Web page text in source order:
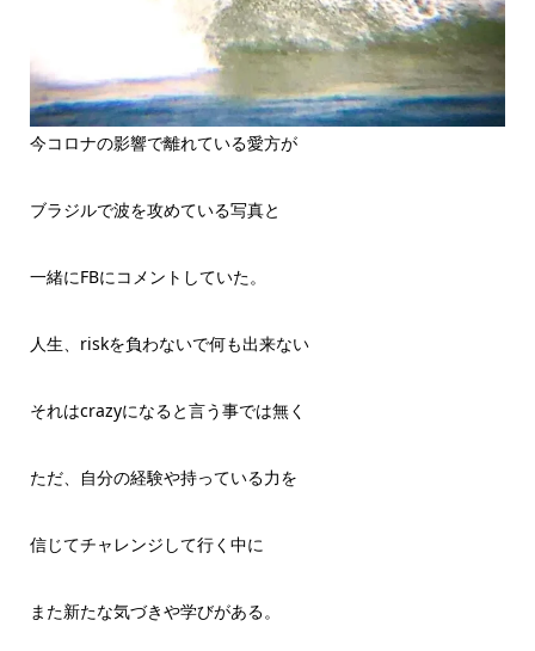
今コロナの影響で離れている愛方が
ブラジルで波を攻めている写真と
一緒にFBにコメントしていた。
人生、riskを負わないで何も出来ない
それはcrazyになると言う事では無く
ただ、自分の経験や持っている力を
信じてチャレンジして行く中に
また新たな気づきや学びがある。